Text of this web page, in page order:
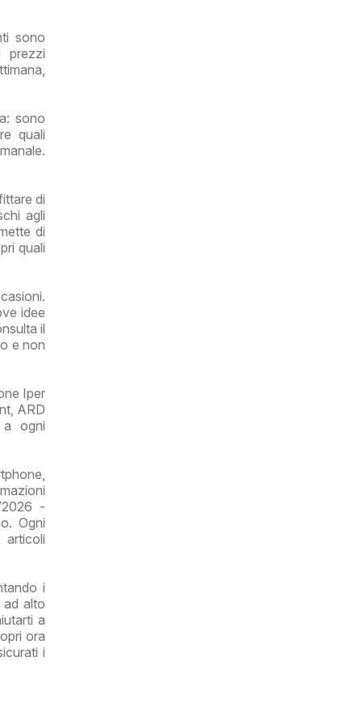
sono
prezzi
sono
quali
di
agli
di
quali
idee
il
e non
Iper
ARD
a ogni
-
Ogni
i
alto
a
ora
i